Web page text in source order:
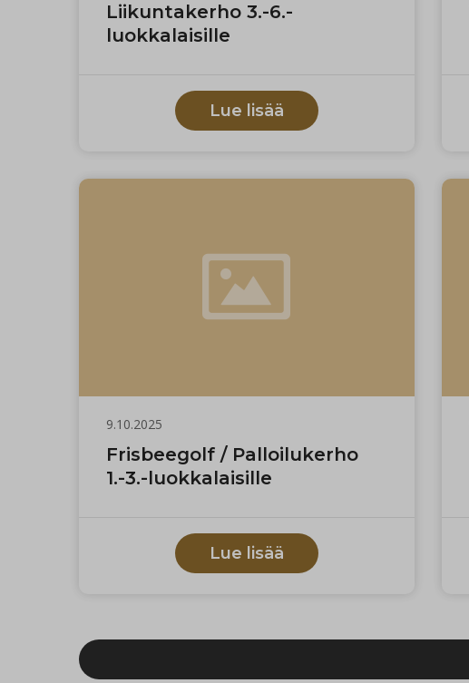
Liikuntakerho 3.-6.-
luokkalaisille
Lue lisää
9.10.2025
Frisbeegolf / Palloilukerho
1.-3.-luokkalaisille
Lue lisää